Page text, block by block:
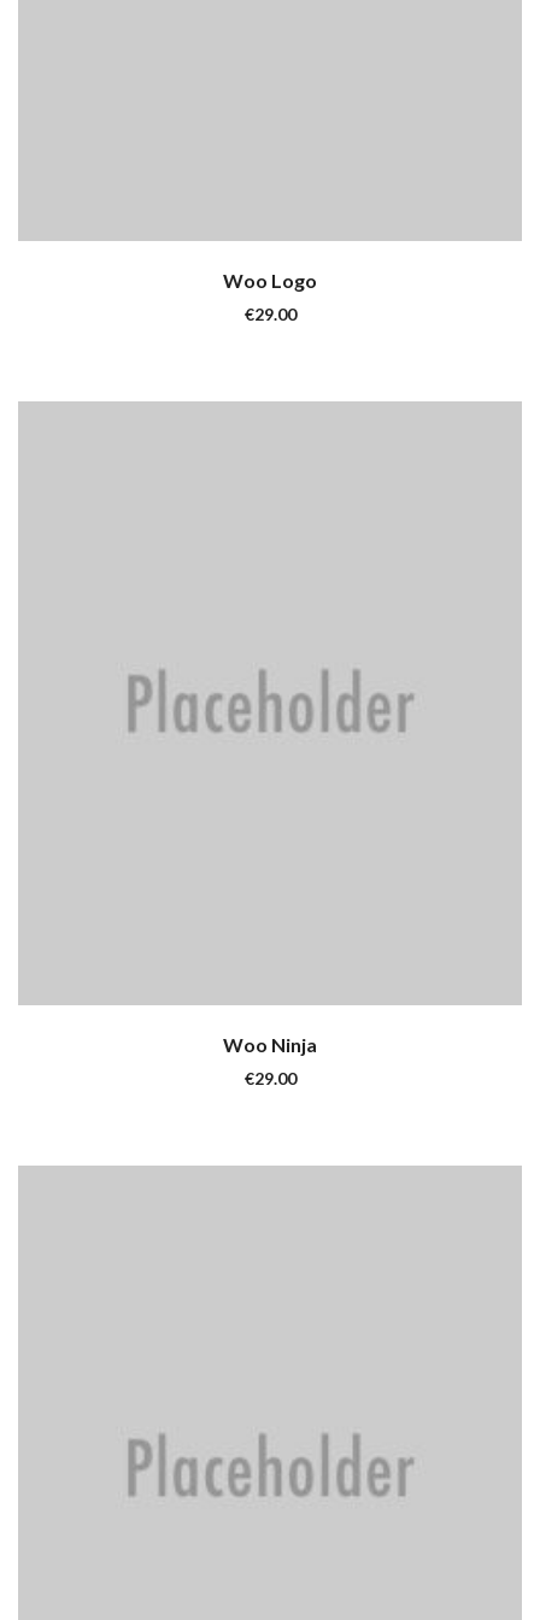
Woo Logo
€29.00
Woo Ninja
€29.00